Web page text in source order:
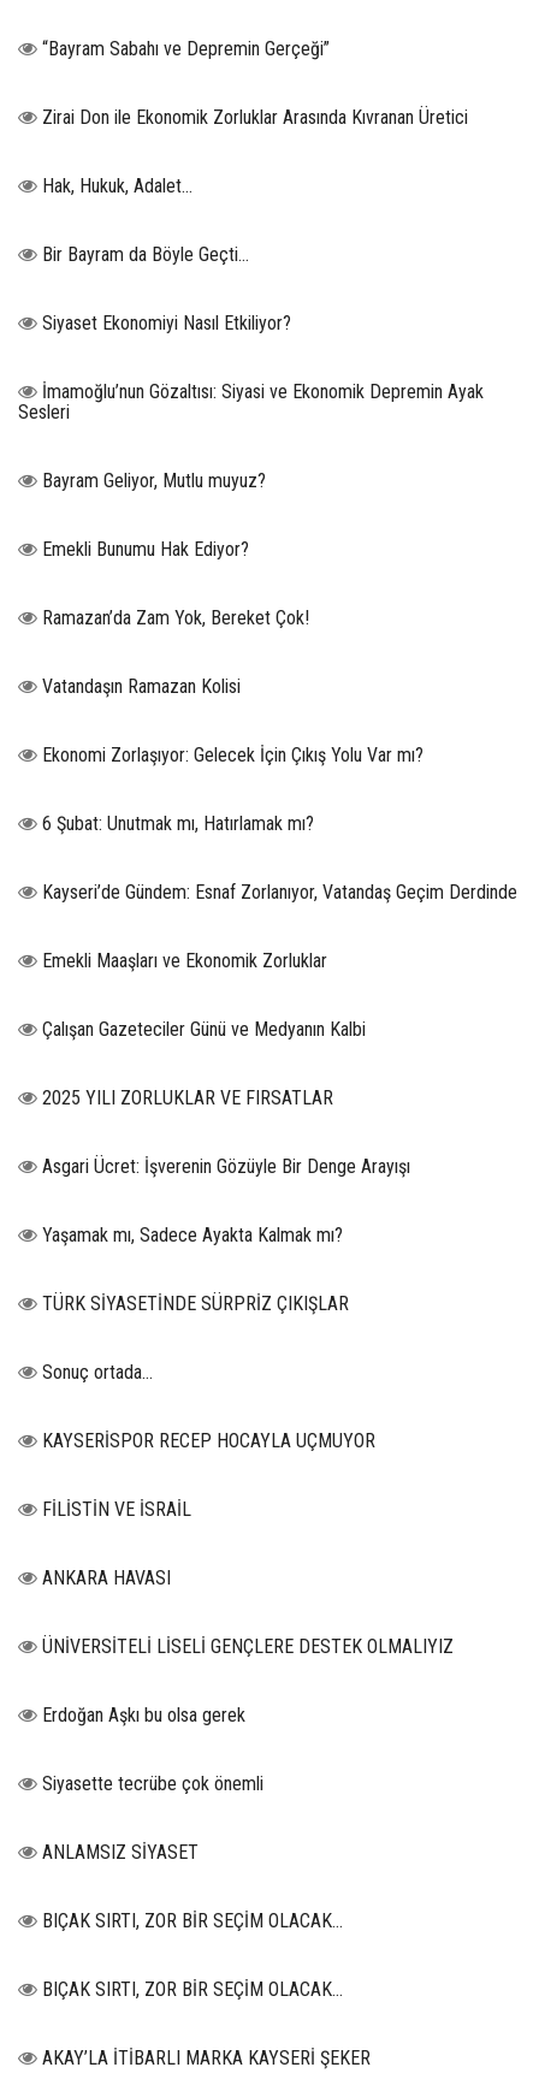
“Bayram Sabahı ve Depremin Gerçeği”
Zirai Don ile Ekonomik Zorluklar Arasında Kıvranan Üretici
Hak, Hukuk, Adalet…
Bir Bayram da Böyle Geçti…
Siyaset Ekonomiyi Nasıl Etkiliyor?
İmamoğlu’nun Gözaltısı: Siyasi ve Ekonomik Depremin Ayak
Sesleri
Bayram Geliyor, Mutlu muyuz?
Emekli Bunumu Hak Ediyor?
Ramazan’da Zam Yok, Bereket Çok!
Vatandaşın Ramazan Kolisi
Ekonomi Zorlaşıyor: Gelecek İçin Çıkış Yolu Var mı?
6 Şubat: Unutmak mı, Hatırlamak mı?
Kayseri’de Gündem: Esnaf Zorlanıyor, Vatandaş Geçim Derdinde
Emekli Maaşları ve Ekonomik Zorluklar
Çalışan Gazeteciler Günü ve Medyanın Kalbi
2025 YILI ZORLUKLAR VE FIRSATLAR
Asgari Ücret: İşverenin Gözüyle Bir Denge Arayışı
Yaşamak mı, Sadece Ayakta Kalmak mı?
TÜRK SİYASETİNDE SÜRPRİZ ÇIKIŞLAR
Sonuç ortada…
KAYSERİSPOR RECEP HOCAYLA UÇMUYOR
FİLİSTİN VE İSRAİL
ANKARA HAVASI
ÜNİVERSİTELİ LİSELİ GENÇLERE DESTEK OLMALIYIZ
Erdoğan Aşkı bu olsa gerek
Siyasette tecrübe çok önemli
ANLAMSIZ SİYASET
BIÇAK SIRTI, ZOR BİR SEÇİM OLACAK…
BIÇAK SIRTI, ZOR BİR SEÇİM OLACAK…
AKAY’LA İTİBARLI MARKA KAYSERİ ŞEKER